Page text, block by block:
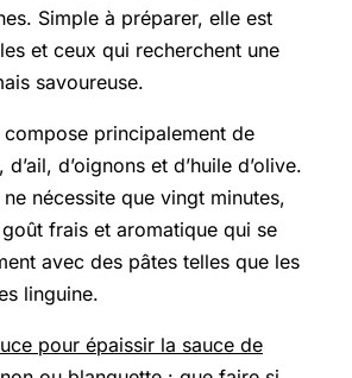
Simple à préparer, elle est
et ceux qui recherchent une
savoureuse.
compose principalement de
d’oignons et d’huile d’olive.
nécessite que vingt minutes,
frais et aromatique qui se
avec des pâtes telles que les
linguine.
pour épaissir la sauce de